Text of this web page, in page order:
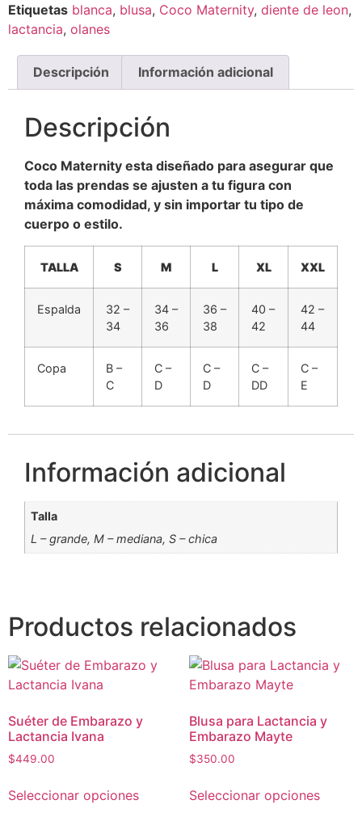
Etiquetas blanca, blusa, Coco Maternity, diente de leon,
lactancia, olanes
Descripción Información adicional
Descripción
Coco Maternity esta diseñado para asegurar que
toda las prendas se ajusten a tu figura con
máxima comodidad, y sin importar tu tipo de
cuerpo o estilo.
TALLA S M L XL XXL
Espalda
32 –
34
34 –
36
36 –
38
40 –
42
42 –
44
Copa
B –
C
C –
D
C –
D
C –
DD
C –
E
Información adicional
Talla
L – grande, M – mediana, S – chica
Productos relacionados
Suéter de Embarazo y
Lactancia Ivana
$449.00
Seleccionar opciones
Blusa para Lactancia y
Embarazo Mayte
$350.00
Seleccionar opciones